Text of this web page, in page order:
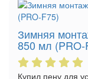
Зимняя
850 мл (PRO-
Купил пену для